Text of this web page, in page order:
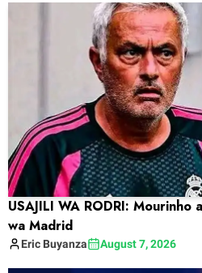
USAJILI WA RODRI: Mourinho
wa Madrid
Eric Buyanza August 7, 2026